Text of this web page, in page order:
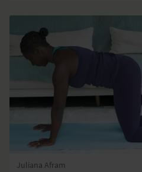
Juliana Afram